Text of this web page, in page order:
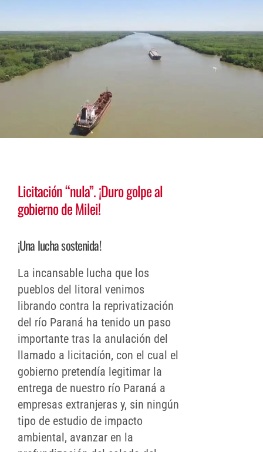
Licitación “nula”. ¡Duro golpe al
gobierno de Milei!
¡Una lucha sostenida!
La incansable lucha que los
pueblos del litoral venimos
librando contra la reprivatización
del río Paraná ha tenido un paso
importante tras la anulación del
llamado a licitación, con el cual el
gobierno pretendía legitimar la
entrega de nuestro río Paraná a
empresas extranjeras y, sin ningún
tipo de estudio de impacto
ambiental, avanzar en la